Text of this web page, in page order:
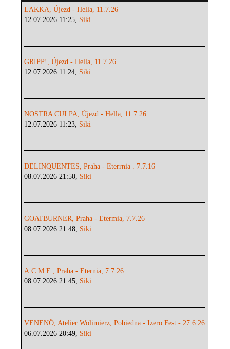
LAKKA, Újezd - Hella, 11.7.26
12.07.2026 11:25, Siki
GRIPP!, Újezd - Hella, 11.7.26
12.07.2026 11:24, Siki
NOSTRA CULPA, Újezd - Hella, 11.7.26
12.07.2026 11:23, Siki
DELINQUENTES, Praha - Eterrnia . 7.7.16
08.07.2026 21:50, Siki
GOATBURNER, Praha - Etermia, 7.7.26
08.07.2026 21:48, Siki
A.C.M.E., Praha - Eternia, 7.7.26
08.07.2026 21:45, Siki
VENENÖ, Atelier Wolimierz, Pobiedna - Izero Fest - 27.6.26
06.07.2026 20:49, Siki